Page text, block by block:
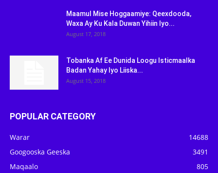
Maamul Mise Hoggaamiye: Qeexdooda,
Waxa Ay Ku Kala Duwan Yihiin Iyo...
August 17, 2018
Tobanka Af Ee Dunida Loogu Isticmaalka
Badan Yahay Iyo Liiska...
August 15, 2018
POPULAR CATEGORY
Warar
14688
Googooska Geeska
3491
Maqaalo
805